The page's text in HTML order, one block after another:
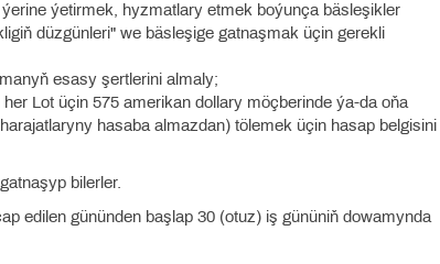
ýetirmek, hyzmatlary etmek boýunça bäsleşikler
düzgünleri" we bäsleşige gatnaşmak üçin gerekli
esasy şertlerini almaly;
Lot üçin 575 amerikan dollary möçberinde ýa-da oňa
hasaba almazdan) tölemek üçin hasap belgisini
bilerler.
edilen gününden başlap 30 (otuz) iş gününiň dowamynda